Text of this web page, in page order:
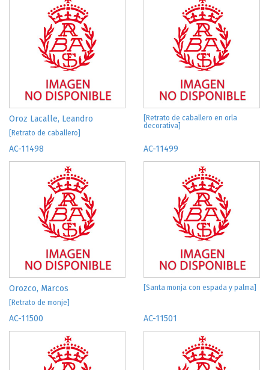
Oroz Lacalle, Leandro
[Retrato de caballero]
[Retrato de caballero en orla
decorativa]
AC-11498
Orozco, Marcos
[Retrato de monje]
AC-11499
[Santa monja con espada y palma]
AC-11500 AC-11501